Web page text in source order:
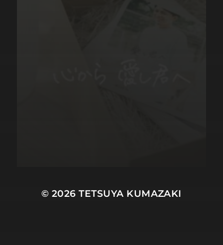
© 2026TETSUYA KUMAZAKI